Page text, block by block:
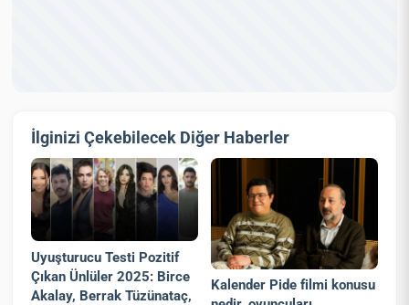
İlginizi Çekebilecek Diğer Haberler
Uyuşturucu Testi Pozitif
Çıkan Ünlüler 2025: Birce
Akalay, Berrak Tüzünataç,
Kalender Pide filmi konusu